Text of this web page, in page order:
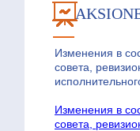
Изменения в
совета,
Изменения в
совета,